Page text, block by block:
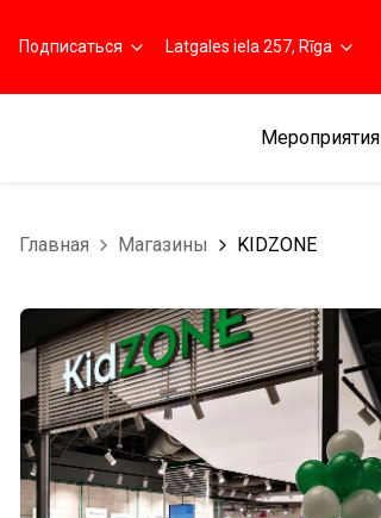
Подписаться Latgales iela 257, Rīga
Мероприятия
Главная Магазины KIDZONE